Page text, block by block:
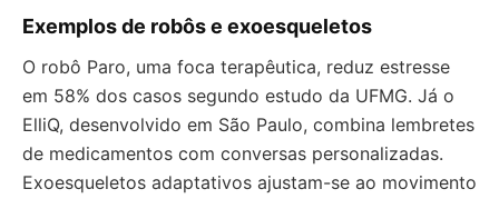
Exemplos de robôs e exoesqueletos
O robô Paro, uma foca terapêutica, reduz estresse
em 58% dos casos segundo estudo da UFMG. Já o
ElliQ, desenvolvido em São Paulo, combina lembretes
de medicamentos com conversas personalizadas.
Exoesqueletos adaptativos ajustam-se ao movimento